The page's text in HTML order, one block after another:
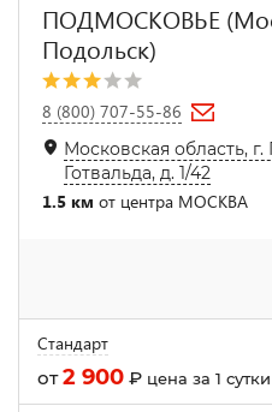
ПОДМОСКОВЬЕ
Подольск)
8 (800) 707-55-86
Московская область,
Готвальда, д. 1/42
1.5 км от центра МОСКВА
Стандарт
от2 900 ₽ цена за 1 сутки